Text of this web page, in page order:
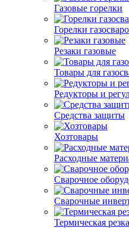
Газовые горелки
Горелки
Резаки газовые
Товары для
Редукторы и
Средства защиты
Хозтовары
Расходные
Сварочное
Сварочные
Термическая резка